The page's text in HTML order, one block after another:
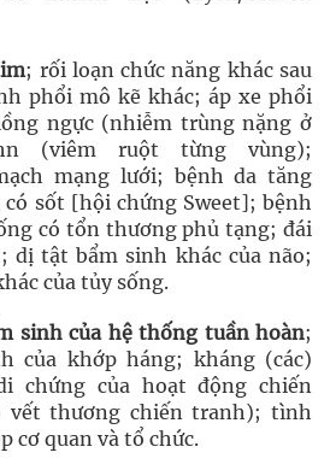
; rối loạn chức năng khác sau
phổi mô kẽ khác; áp xe phổi
ngực (nhiễm trùng nặng ở
(viêm ruột từng vùng);
mạng lưới; bệnh da tăng
sốt [hội chứng Sweet]; bệnh
có tổn thương phủ tạng; đái
dị tật bẩm sinh khác của não;
của tủy sống.
sinh của hệ thống tuần hoàn;
của khớp háng; kháng (các)
chứng của hoạt động chiến
vết thương chiến tranh); tình
cơ quan và tổ chức.